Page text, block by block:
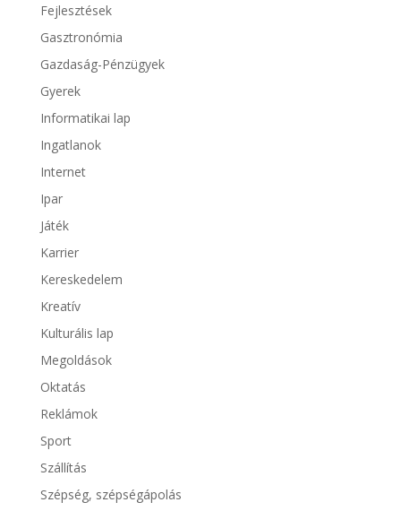
Fejlesztések
Gasztronómia
Gazdaság-Pénzügyek
Gyerek
Informatikai lap
Ingatlanok
Internet
Ipar
Játék
Karrier
Kereskedelem
Kreatív
Kulturális lap
Megoldások
Oktatás
Reklámok
Sport
Szállítás
Szépség, szépségápolás